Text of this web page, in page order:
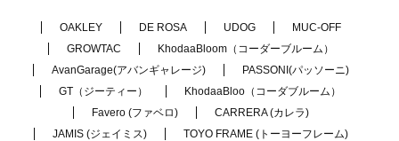
OAKLEY DE ROSA UDOG
MUC-OFF
GROWTAC
KhodaaBloom（コーダーブルーム）
AvanGarage(アバンギャレージ)
PASSONI(パッソーニ)
GT（ジーティー）
KhodaaBloo（コーダブルーム）
Favero (ファベロ)
CARRERA (カレラ)
JAMIS (ジェイミス)
TOYO FRAME (トーヨーフレーム)